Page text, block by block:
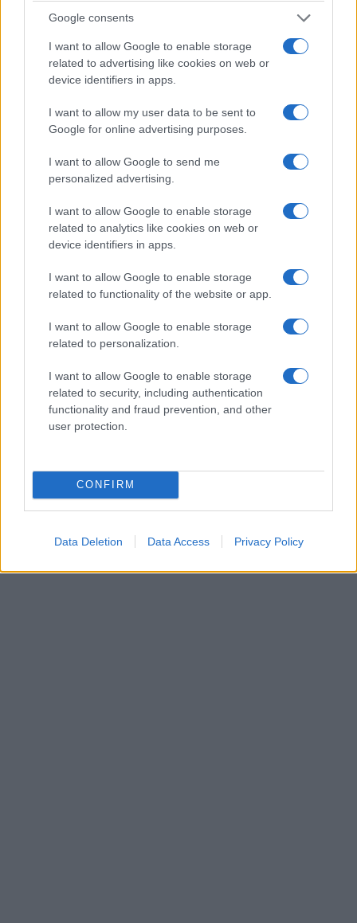
Google consents
I want to allow Google to enable storage
related to advertising like cookies on web or
device identifiers in apps.
I want to allow my user data to be sent to
Google for online advertising purposes.
I want to allow Google to send me
personalized advertising.
I want to allow Google to enable storage
related to analytics like cookies on web or
device identifiers in apps.
I want to allow Google to enable storage
related to functionality of the website or app.
I want to allow Google to enable storage
related to personalization.
I want to allow Google to enable storage
related to security, including authentication
functionality and fraud prevention, and other
user protection.
CONFIRM
Data Deletion Data Access Privacy Policy